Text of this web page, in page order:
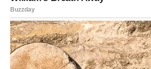
Sudbinske ljubavne prilike
povratak prave osobe ili rešavanje
Zaštita od neprijatelja– maske
kao pobednik.